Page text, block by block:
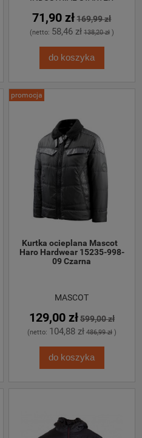
71,90 zł 169,99 zł
(netto: 58,46 zł 138,20 zł)
do koszyka
Kurtka ocieplana Mascot
Haro Hardwear 15235-998-
09 Czarna
MASCOT
129,00 zł599,00 zł
(netto: 104,88 zł 486,99 zł)
do koszyka
promocja